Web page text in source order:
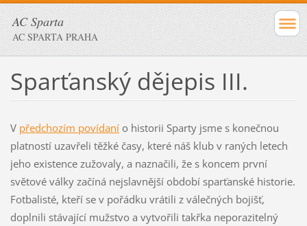
AC Sparta
AC SPARTA PRAHA
Sparťanský dějepis III.
V předchozím povídanío historii Sparty jsme s konečnou
platností uzavřeli těžké časy, které náš klub v raných letech
jeho existence zužovaly, a naznačili, že s koncem první
světové války začíná nejslavnější období sparťanské historie.
Fotbalisté, kteří se v pořádku vrátili z válečných bojišť,
doplnili stávající mužstvo a vytvořili takřka neporazitelný